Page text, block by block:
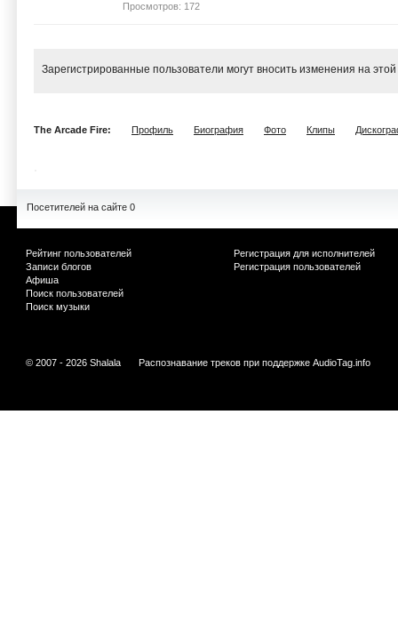
Просмотров: 172
Зарегистрированные пользователи могут вносить изменения на
The Arcade Fire: Профиль Биография Фото Клипы
Посетителей на сайте 0
Рейтинг пользователей
Записи блогов
Афиша
Поиск пользователей
Поиск музыки
Регистрация для исполнителей
Регистрация пользователей
© 2007 - 2026 Shalala Распознавание треков при поддержке AudioTag.info